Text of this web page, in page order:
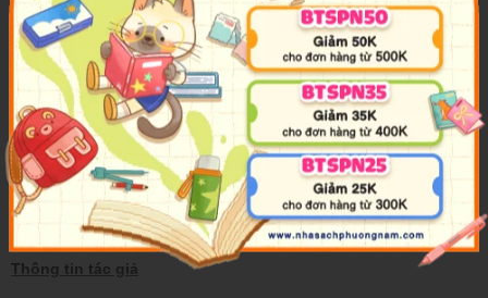
với nhau, và trải nghiệm kỳ lạ của mỗi nhân vật khiến người ta có
cảm giác họ là một linh hồn thống nhất sống trong nhiều kiếp sống,
hoặc nói cách khác, là sự hóa thân của một Tàn Tuyết ở nhiều bản
dạng [...]Thế giới phi lý trong tiểu thuyết của Tàn Tuyết thực chất là
ẩn dụ cho bản chất của xã hội Trung Quốc hiện đại, và cốt lõi của
những sáng tạo ấy - như tinh thần của văn học tiên phong mà bà
đã kiên trì thực hành - không chỉ là "nghệ thuật thuần túy" mà còn
là sự phản kháng không khoan nhượng với ý thức bá quyền và bạo
Thông tin tác giả